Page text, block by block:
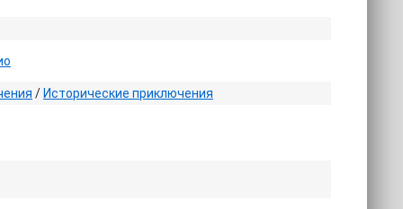
/ Исторические приключения